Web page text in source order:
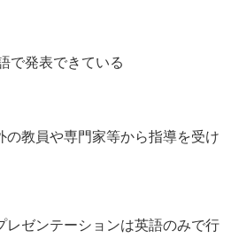
で発表できている
の教員や専門家等から指導を受け
レゼンテーションは英語のみで行